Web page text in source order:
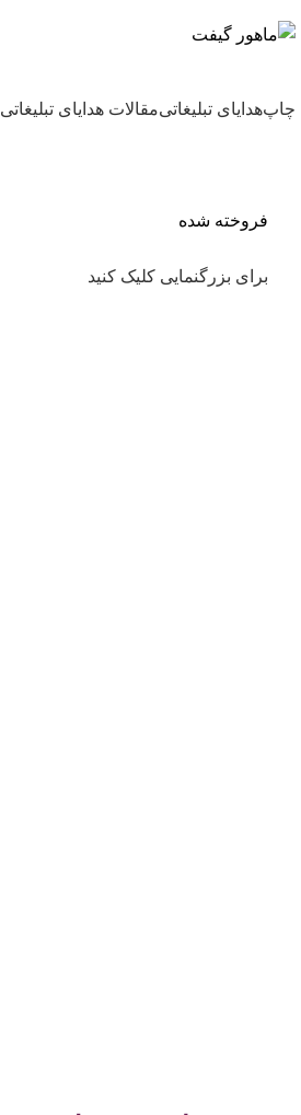
چاپهدایای تبلیغاتیمقالات هدایای تبلیغاتی
فروخته شده
برای بزرگنمایی کلیک کنید